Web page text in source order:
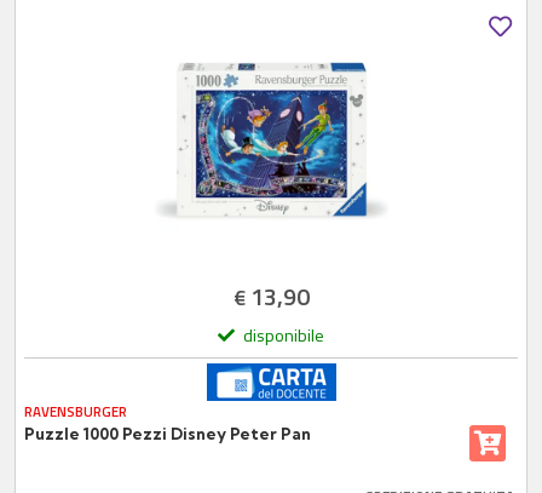
€13,90
disponibile
RAVENSBURGER
Puzzle 1000 Pezzi Disney Peter Pan